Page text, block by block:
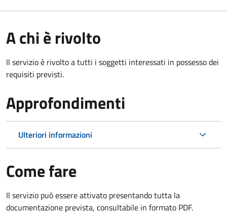
A chi è rivolto
Il servizio è rivolto a tutti i soggetti interessati in possesso dei
requisiti previsti.
Approfondimenti
Ulteriori informazioni
Come fare
Il servizio può essere attivato presentando tutta la
documentazione prevista, consultabile in formato PDF.